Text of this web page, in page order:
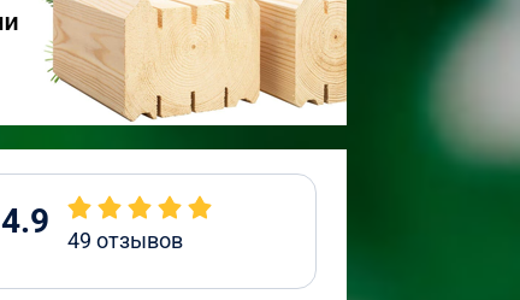
4.9 49 отзывов